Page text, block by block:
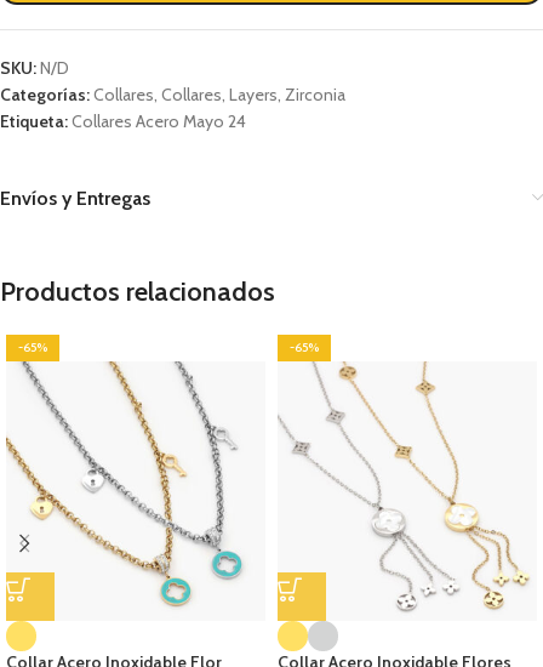
SKU:N/D
Categorías:Collares, Collares, Layers, Zirconia
Etiqueta:Collares Acero Mayo 24
Envíos y Entregas
Productos relacionados
-65%
Collar Acero Inoxidable Flor
-65%
Collar Acero Inoxidable Flores